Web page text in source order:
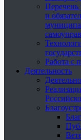
Перечень
и
Работа с
Деятельность